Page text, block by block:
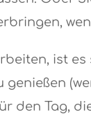
ist
genießen
den Tag,